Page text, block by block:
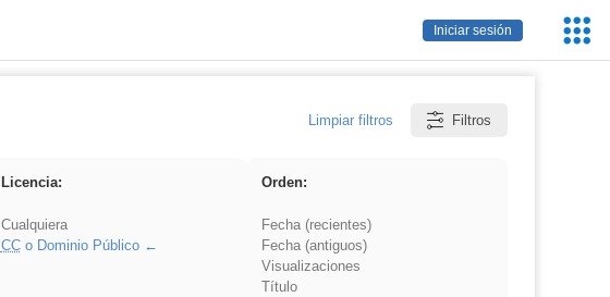
Iniciar sesión
Limpiar filtros Filtros
Licencia:
Cualquiera
CCo Dominio Público
Orden:
Fecha (recientes)
Fecha (antiguos)
Visualizaciones
Título